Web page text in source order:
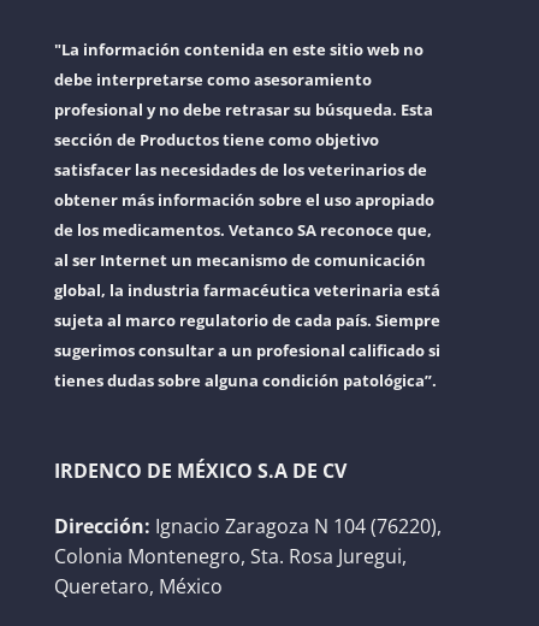
"La información contenida en este sitio web no
debe interpretarse como asesoramiento
profesional y no debe retrasar su búsqueda. Esta
sección de Productos tiene como objetivo
satisfacer las necesidades de los veterinarios de
obtener más información sobre el uso apropiado
de los medicamentos. Vetanco SA reconoce que,
al ser Internet un mecanismo de comunicación
global, la industria farmacéutica veterinaria está
sujeta al marco regulatorio de cada país. Siempre
sugerimos consultar a un profesional calificado si
tienes dudas sobre alguna condición patológica”.
IRDENCO DE MÉXICO S.A DE CV
Dirección: Ignacio Zaragoza N 104 (76220),
Colonia Montenegro, Sta. Rosa Juregui,
Queretaro, México